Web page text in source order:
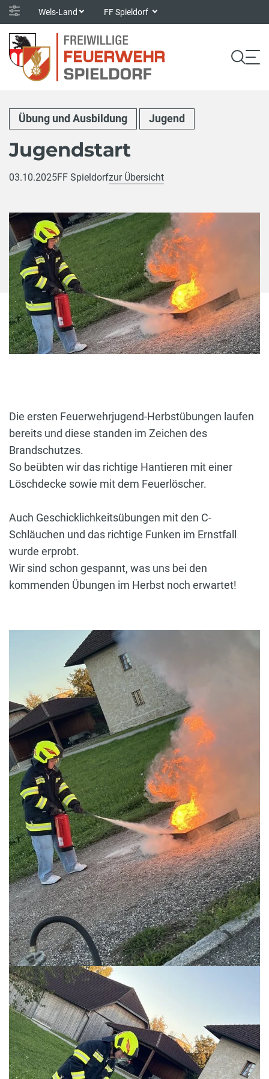
Wels-Land FF Spieldorf
Übung und Ausbildung Jugend
Jugendstart
03.10.2025FF Spieldorfzur Übersicht
Die ersten Feuerwehrjugend-Herbstübungen laufen
bereits und diese standen im Zeichen des
Brandschutzes.
So beübten wir das richtige Hantieren mit einer
Löschdecke sowie mit dem Feuerlöscher.
Auch Geschicklichkeitsübungen mit den C-
Schläuchen und das richtige Funken im Ernstfall
wurde erprobt.
Wir sind schon gespannt, was uns bei den
kommenden Übungen im Herbst noch erwartet!